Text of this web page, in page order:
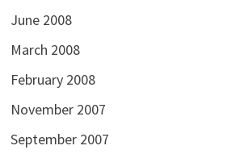
June 2008
March 2008
February 2008
November 2007
September 2007